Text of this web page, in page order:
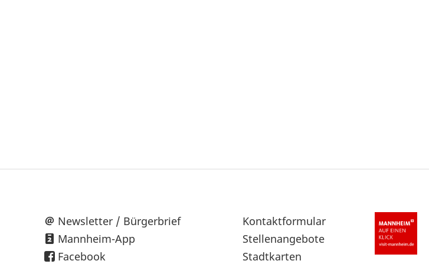
Newsletter / Bürgerbrief
Mannheim-App
Facebook
Sekundärnavigation
im
Fußbereich
Kontaktformular
Stellenangebote
Stadtkarten